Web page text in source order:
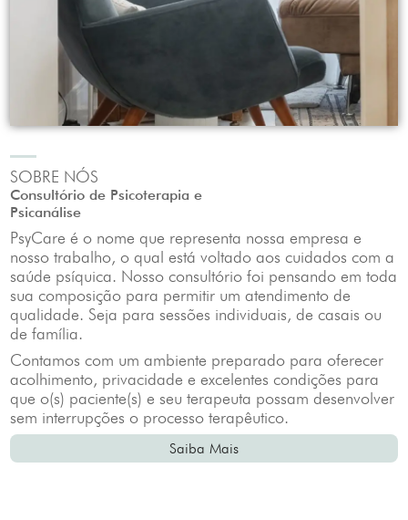
SOBRE NÓS
Consultório de Psicoterapia e
Psicanálise
PsyCare é o nome que representa nossa empresa e
nosso trabalho, o qual está voltado aos cuidados com a
saúde psíquica. Nosso consultório foi pensando em toda
sua composição para permitir um atendimento de
qualidade. Seja para sessões individuais, de casais ou
de família.
Contamos com um ambiente preparado para oferecer
acolhimento, privacidade e excelentes condições para
que o(s) paciente(s) e seu terapeuta possam desenvolver
sem interrupções o processo terapêutico.
Saiba Mais